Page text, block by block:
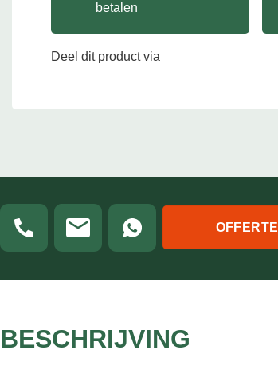
betalen
Deel dit product via
BESCHRIJVING